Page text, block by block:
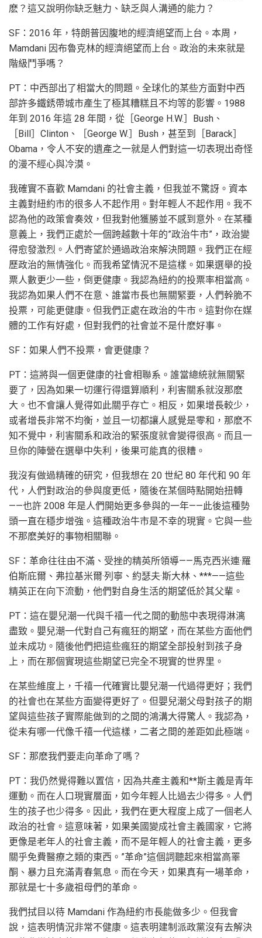
麽？這又說明你缺乏魅力、缺乏與人溝通的能力？
SF：2016 年，特朗普因腹地的經濟絕望而上台。本周，
Mamdani 因布魯克林的經濟絕望而上台。政治的未來就是
階級鬥爭嗎？
PT：中西部出了相當大的問題。全球化的某些方面對中西
部許多鐵銹帶城市產生了極其糟糕且不均等的影響。1988
年到 2016 年這 28 年間，從［George H.W.］Bush、
［Bill］Clinton、［George W.］Bush，甚至到［Barack］
Obama，令人不安的遺產之一就是人們對這一切表現出奇怪
的漫不經心與冷漠。
我確實不喜歡 Mamdani 的社會主義，但我並不驚訝。資本
主義對紐約市的很多人不起作用。對年輕人不起作用。我不
認為他的政策會奏效，但我對他獲勝並不感到意外。在某種
意義上，我們正處於一個跨越數十年的”政治牛市”，政治變
得愈發激烈。人們寄望於通過政治來解決問題。我們正在經
歷政治的無情強化。而我希望情況不是這樣。如果選舉的投
票人數更少一些，倒更健康。我認為紐約的投票率相當高。
我認為如果人們不在意、誰當市長也無關緊要，人們幹脆不
投票，可能更健康。但我們正處在政治的牛市。這對你在媒
體的工作有好處，但對我們的社會並不是什麽好事。
SF：如果人們不投票，會更健康？
PT：這將與一個更健康的社會相聯系。誰當總統就無關緊
要了，因為如果一切運行得還算順利，利害關系就沒那麽
大。也不會讓人覺得如此關乎存亡。相反，如果增長較少，
或者增長非常不均衡，並且一切都讓人感覺是零和，那麽不
知不覺中，利害關系和政治的緊張度就會變得很高。而且一
旦你的陣營在選舉中失利，後果可能真的很糟。
我沒有做過精確的研究，但我想在 20 世紀 80 年代和 90 年
代，人們對政治的參與度更低，隨後在某個時點開始扭轉
——也許 2008 年是人們開始更多參與的一年——此後這種勢
頭一直在穩步增強。這種政治牛市是不幸的現實。它與一些
不那麽美好的事物相關聯。
SF：革命往往由不滿、受挫的精英所領導——馬克西米連·羅
伯斯庇爾、弗拉基米爾·列寧、約瑟夫·斯大林、***——這些
精英正在向下流動，他們對自身生活的期望低於其父輩。
PT：這在嬰兒潮一代與千禧一代之間的動態中表現得淋漓
盡致。嬰兒潮一代對自己有瘋狂的期望，而在某些方面他們
並未成功。隨後他們把這些瘋狂的期望全部投射到孩子身
上，而在那個實現這些期望已完全不現實的世界里。
在某些維度上，千禧一代確實比嬰兒潮一代過得更好；我們
的社會也在某些方面變得更好了。但嬰兒潮父母對孩子的期
望與這些孩子實際能做到的之間的鴻溝大得驚人。我認為，
從未有哪一代像千禧一代這樣，二者之間的差距如此極端。
SF：那麽我們要走向革命了嗎？
PT：我仍然覺得難以置信，因為共產主義和**斯主義是青年
運動。而在人口現實層面，如今年輕人比過去少得多。人們
生的孩子也少得多。因此，我們在更大程度上成了一個老人
政治的社會。這意味著，如果美國變成社會主義國家，它將
更像是老年人的社會主義，而不是年輕人的社會主義，更多
關乎免費醫療之類的東西。”革命”這個詞聽起來相當高睪
酮、暴力且充滿青春氣息。而在今天，如果真有一場革命，
那就是七十多歲祖母們的革命。
我們拭目以待 Mamdani 作為紐約市長能做多少。但我會
說，這表明情況非常不健康。這表明建制派政黨沒有去解決